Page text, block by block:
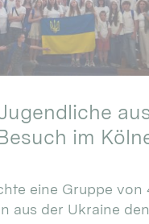
im
eine Gruppe von
aus der Ukraine